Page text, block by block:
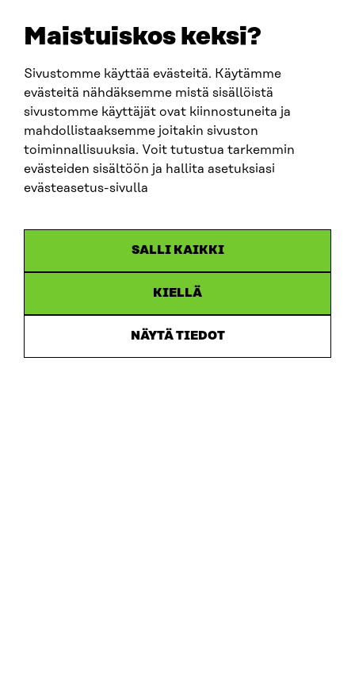
Maistuiskos keksi?
Sivustomme käyttää evästeitä. Käytämme
evästeitä nähdäksemme mistä sisällöistä
sivustomme käyttäjät ovat kiinnostuneita ja
mahdollistaaksemme joitakin sivuston
toiminnallisuuksia. Voit tutustua tarkemmin
evästeiden sisältöön ja hallita asetuksiasi
evästeasetus-sivulla
SALLI KAIKKI
KIELLÄ
NÄYTÄ TIEDOT
Sitra
OSOITE
0202132-3
PUHELIN